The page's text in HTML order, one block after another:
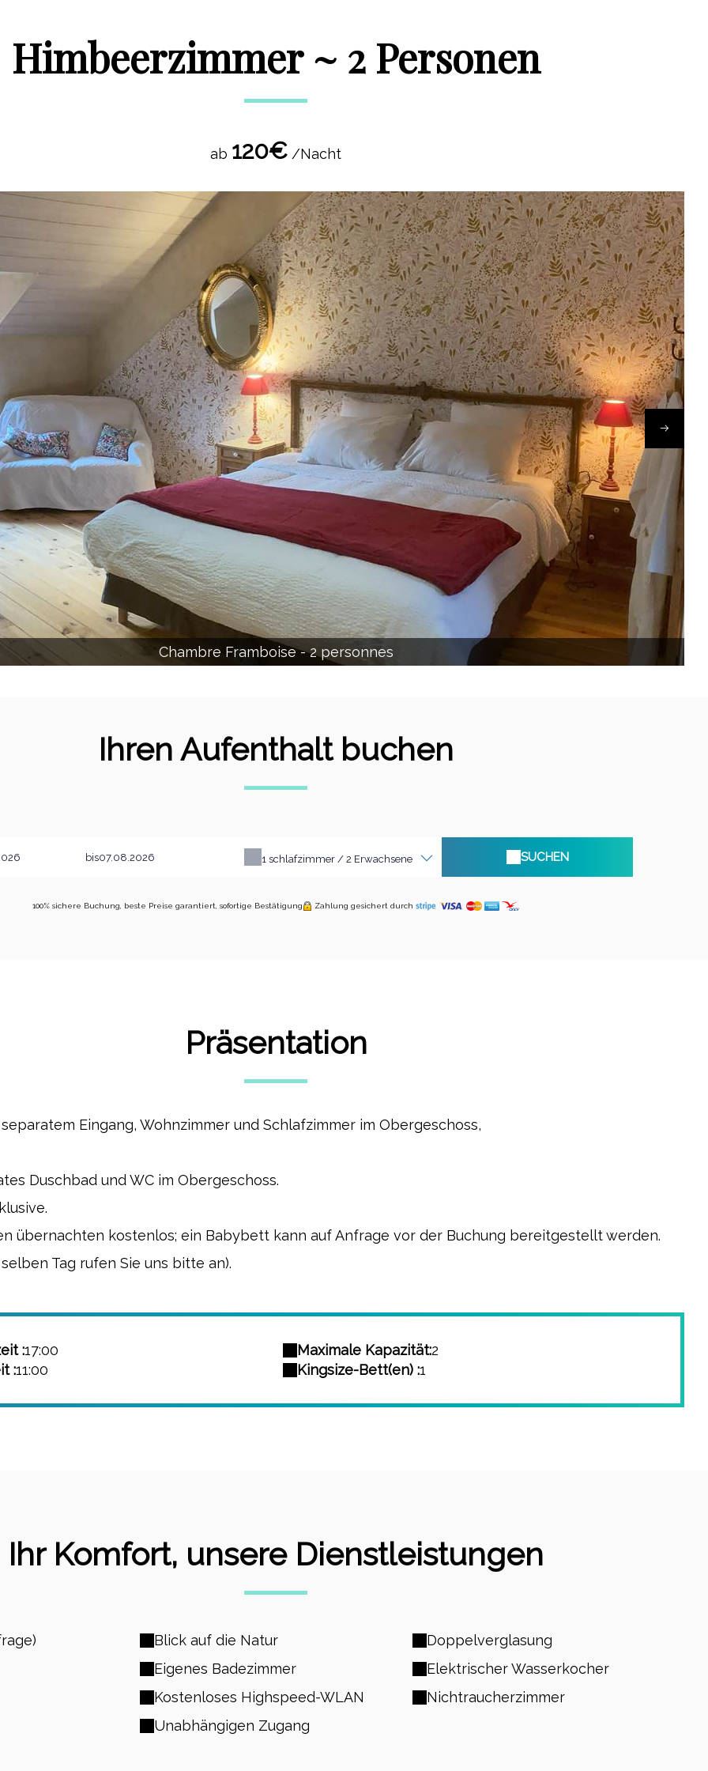
Himbeerzimmer ~ 2 Personen
ab 120€ /Nacht
Chambre Framboise - 2 personnes
Ihren Aufenthalt buchen
bis 1 schlafzimmer / 2 Erwachsene SUCHEN
100% sichere Buchung, beste Preise garantiert, sofortige Bestätigung Zahlung gesichert durch
Präsentation
Eingang, Wohnzimmer und Schlafzimmer im Obergeschoss,
Duschbad und WC im Obergeschoss.
übernachten kostenlos; ein Babybett kann auf Anfrage vor der Buchung bereitgestellt werden.
Tag rufen Sie uns bitte an).
:17:00
:11:00
Maximale Kapazität:2
Kingsize-Bett(en) :1
Ihr Komfort, unsere Dienstleistungen
Blick auf die Natur
Doppelverglasung
Eigenes Badezimmer
Elektrischer Wasserkocher
Kostenloses Highspeed-WLAN
Nichtraucherzimmer
Unabhängigen Zugang